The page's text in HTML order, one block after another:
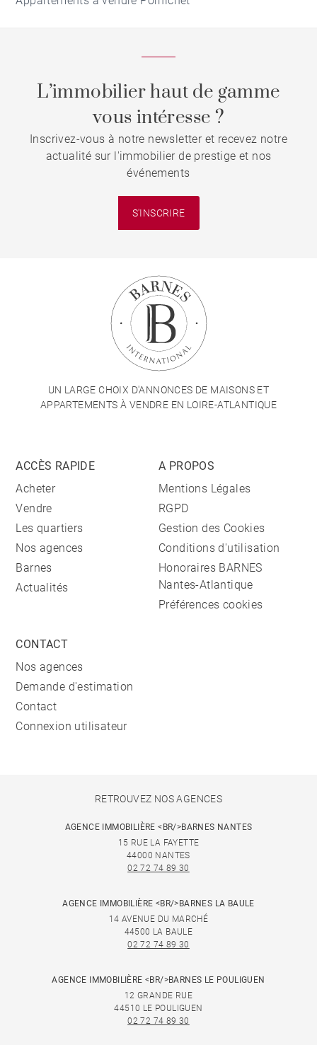
L’immobilier haut de gamme
vous intéresse ?
Inscrivez-vous à notre newsletter et recevez notre
actualité sur l'immobilier de prestige et nos
événements
S'INSCRIRE
UN LARGE CHOIX D'ANNONCES DE MAISONS ET
APPARTEMENTS À VENDRE EN LOIRE-ATLANTIQUE
ACCÈS RAPIDE
Acheter
Vendre
Les quartiers
Nos agences
Barnes
Actualités
A PROPOS
Mentions Légales
RGPD
Gestion des Cookies
Conditions d'utilisation
Honoraires BARNES
Nantes-Atlantique
Préférences cookies
CONTACT
Nos agences
Demande d'estimation
Contact
Connexion utilisateur
RETROUVEZ NOS AGENCES
AGENCE IMMOBILIÈRE <BR/>BARNES NANTES
15 RUE LA FAYETTE
44000 NANTES
02 72 74 89 30
AGENCE IMMOBILIÈRE <BR/>BARNES LA BAULE
14 AVENUE DU MARCHÉ
44500 LA BAULE
02 72 74 89 30
AGENCE IMMOBILIÈRE <BR/>BARNES LE POULIGUEN
12 GRANDE RUE
44510 LE POULIGUEN
02 72 74 89 30